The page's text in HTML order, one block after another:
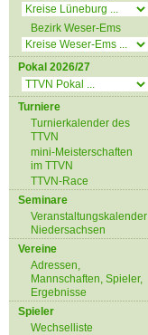
Bezirk Weser-Ems
Pokal 2026/27
Turniere
Turnierkalender des
TTVN
mini-Meisterschaften
im TTVN
TTVN-Race
Seminare
Veranstaltungskalender
Niedersachsen
Vereine
Adressen,
Mannschaften, Spieler,
Ergebnisse
Spieler
Wechselliste